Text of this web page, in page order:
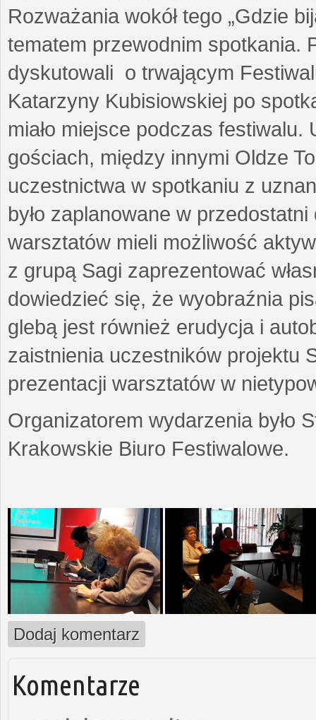
Rozważania wokół tego „Gdzie
tematem przewodnim spotkania.
dyskutowali o trwającym
Katarzyny Kubisiowskiej po
miało miejsce podczas
gościach, między innymi Oldze
uczestnictwa w spotkaniu z
było zaplanowane w
warsztatów mieli możliwość
z grupą Sagi zaprezentować
dowiedzieć się, że wyobraźnia
glebą jest również erudycja i
zaistnienia uczestników projektu
prezentacji warsztatów w
Organizatorem wydarzenia było
Krakowskie Biuro Festiwalowe.
Dodaj komentarz
Komentarze